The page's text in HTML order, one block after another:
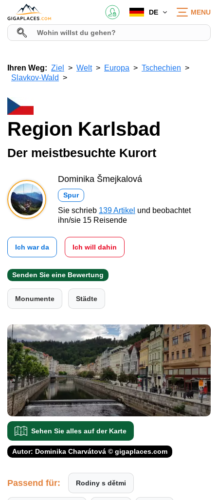
DE MENU
Ihren Weg: Ziel Welt Europa
Tschechien
Slavkov-Wald
Region Karlsbad
Der meistbesuchte Kurort
Dominika Šmejkalová
Spur
Sie schrieb 139 Artikel und beobachtet
ihn/sie 15 Reisende
Ich war da Ich will dahin
Senden Sie eine Bewertung
Monumente Städte
Sehen Sie alles auf der Karte
Autor: Dominika Charvátová © gigaplaces.com
Passend für: Rodiny s dětmi